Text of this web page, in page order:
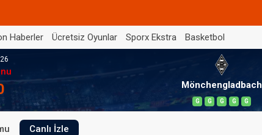
Haberler Ücretsiz Oyunlar Sporx Ekstra Basketbol
Mönchengladbach
G G G G G
Canlı İzle